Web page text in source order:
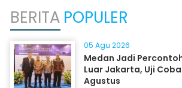
BERITA POPULER
05 Agu 2026
Medan Jadi
Luar Jakarta, Uji Coba
Agustus